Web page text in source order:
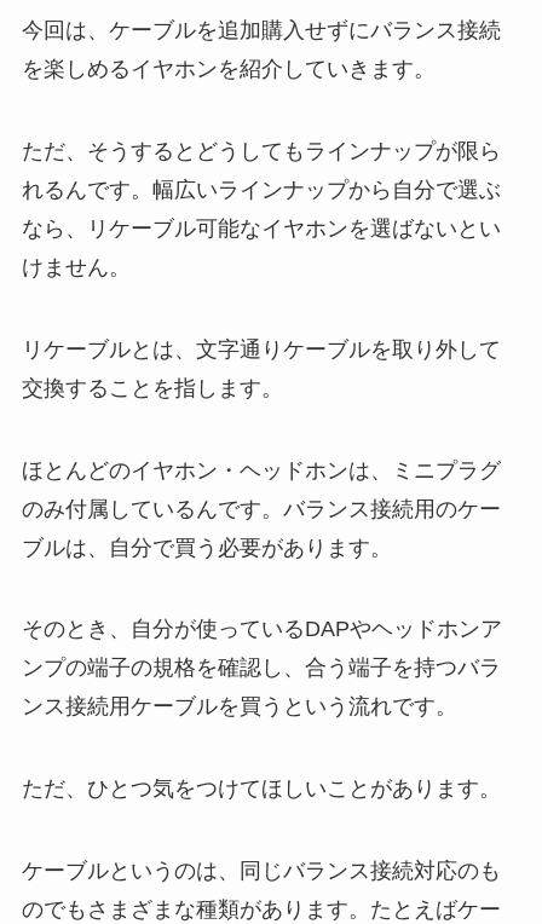
今回は、ケーブルを追加購入せずにバランス接続
を楽しめるイヤホンを紹介していきます。
ただ、そうするとどうしてもラインナップが限ら
れるんです。幅広いラインナップから自分で選ぶ
なら、リケーブル可能なイヤホンを選ばないとい
けません。
リケーブルとは、文字通りケーブルを取り外して
交換することを指します。
ほとんどのイヤホン・ヘッドホンは、ミニプラグ
のみ付属しているんです。バランス接続用のケー
ブルは、自分で買う必要があります。
そのとき、自分が使っているDAPやヘッドホンア
ンプの端子の規格を確認し、合う端子を持つバラ
ンス接続用ケーブルを買うという流れです。
ただ、ひとつ気をつけてほしいことがあります。
ケーブルというのは、同じバランス接続対応のも
のでもさまざまな種類があります。たとえばケー